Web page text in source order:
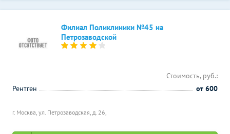
Филиал Поликлиники №45 на
Петрозаводской
г. Москва, ул. Петрозаводская, д. 26,
Стоимость, руб.:
Рентген
от 600